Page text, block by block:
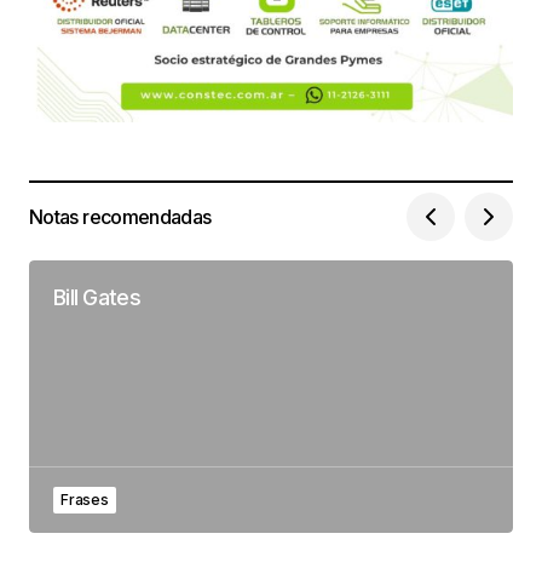
Notas recomendadas
Bill Gates
Frases